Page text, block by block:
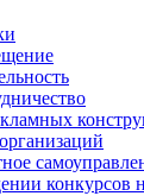
конкурсов